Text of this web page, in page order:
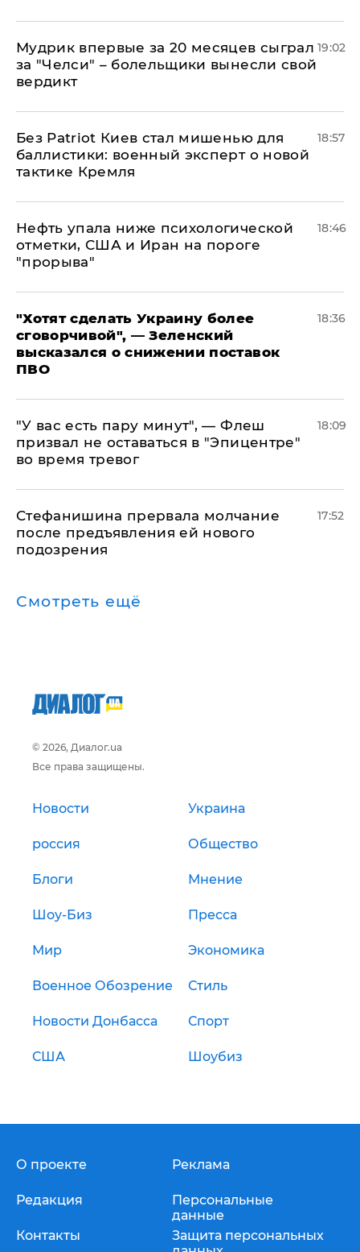
Мудрик впервые за 20 месяцев сыграл
за "Челси" – болельщики вынесли свой
вердикт
19:02
​Без Patriot Киев стал мишенью для
баллистики: военный эксперт о новой
тактике Кремля
18:57
Нефть упала ниже психологической
отметки, США и Иран на пороге
"прорыва"
18:46
​"Хотят сделать Украину более
сговорчивой", — Зеленский
высказался о снижении поставок
ПВО
18:36
​"У вас есть пару минут", — Флеш
призвал не оставаться в "Эпицентре"
во время тревог
18:09
Стефанишина прервала молчание
после предъявления ей нового
подозрения
17:52
Смотреть ещё
© 2026, Диалог.ua
Все права защищены.
Новости Украина
россия Общество
Блоги Мнение
Шоу-Биз Пресса
Мир Экономика
Военное Обозрение Стиль
Новости Донбасса Спорт
США Шоубиз
О проекте
Редакция
Контакты
Реклама
Персональные
данные
Защита персональных